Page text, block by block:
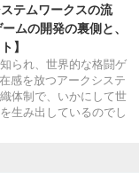
テムワークスの流
ムの開発の裏側と、
】
られ、世界的な格闘ゲ
感を放つアークシステ
体制で、いかにして世
生み出しているのでし